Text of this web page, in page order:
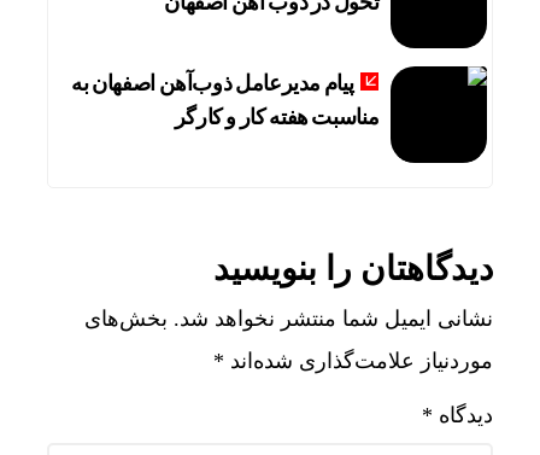
پیام مدیرعامل ذوب‌آهن اصفهان به
مناسبت هفته کار و کارگر
دیدگاهتان را بنویسید
نشانی ایمیل شما منتشر نخواهد شد. بخش‌های
موردنیاز علامت‌گذاری شده‌اند *
دیدگاه *